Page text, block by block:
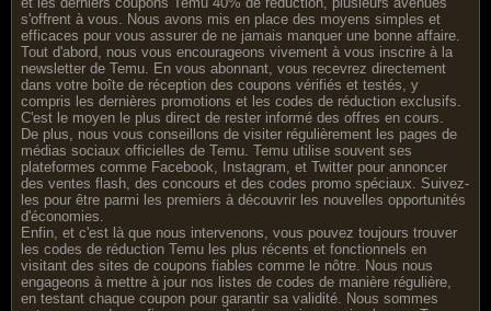
s'offrent à vous. Nous avons mis en place des moyens simples et
efficaces pour vous assurer de ne jamais manquer une bonne affaire.
Tout d'abord, nous vous encourageons vivement à vous inscrire à la
newsletter de Temu. En vous abonnant, vous recevrez directement
dans votre boîte de réception des coupons vérifiés et testés, y
compris les dernières promotions et les codes de réduction exclusifs.
C'est le moyen le plus direct de rester informé des offres en cours.
De plus, nous vous conseillons de visiter régulièrement les pages de
médias sociaux officielles de Temu. Temu utilise souvent ses
plateformes comme Facebook, Instagram, et Twitter pour annoncer
des ventes flash, des concours et des codes promo spéciaux. Suivez-
les pour être parmi les premiers à découvrir les nouvelles opportunités
d'économies.
Enfin, et c'est là que nous intervenons, vous pouvez toujours trouver
les codes de réduction Temu les plus récents et fonctionnels en
visitant des sites de coupons fiables comme le nôtre. Nous nous
engageons à mettre à jour nos listes de codes de manière régulière,
en testant chaque coupon pour garantir sa validité. Nous sommes